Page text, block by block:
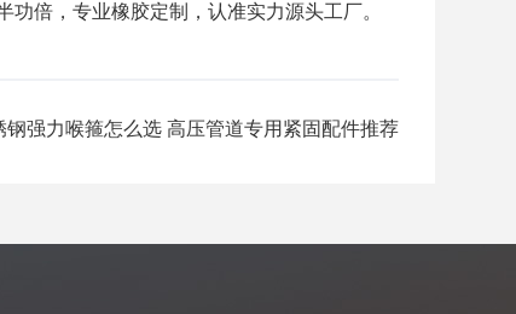
倍，专业橡胶定制，认准实力源头工厂。
钢强力喉箍怎么选 高压管道专用紧固配件推荐